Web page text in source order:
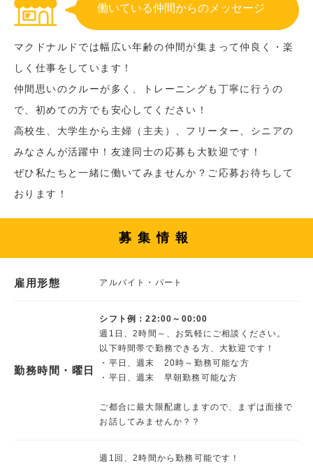
働いている仲間からのメッセージ
マクドナルドでは幅広い年齢の仲間が集まって仲良く・楽
しく仕事をしています！
仲間思いのクルーが多く、トレーニングも丁寧に行うの
で、初めての方でも安心してください！
高校生、大学生から主婦（主夫）、フリーター、シニアの
みなさんが活躍中！友達同士の応募も大歓迎です！
ぜひ私たちと一緒に働いてみませんか？ご応募お待ちして
おります！
募集情報
雇用形態 アルバイト・パート
勤務時間・曜日
シフト例：22:00～00:00
週1日、2時間～、お気軽にご相談ください。
以下時間帯で勤務できる方、大歓迎です！
・平日、週末 20時～勤務可能な方
・平日、週末 早朝勤務可能な方
ご都合に最大限配慮しますので、まずは面接で
お話してみませんか？？
週1回、2時間から勤務可能です！